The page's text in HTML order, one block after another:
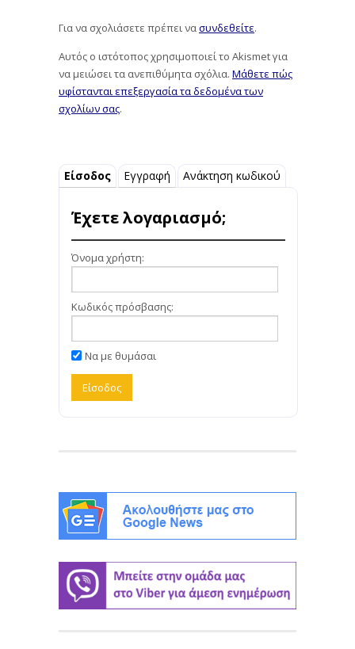
Για να σχολιάσετε πρέπει νασυνδεθείτε.
Αυτός ο ιστότοπος χρησιμοποιεί το Akismet για
να μειώσει τα ανεπιθύμητα σχόλια. Μάθετε πώς
υφίστανται επεξεργασία τα δεδομένα των
σχολίων σας.
Είσοδος Εγγραφή Ανάκτηση κωδικού
Έχετε λογαριασμό;
Όνομα χρήστη:
Κωδικός πρόσβασης:
Να με θυμάσαι